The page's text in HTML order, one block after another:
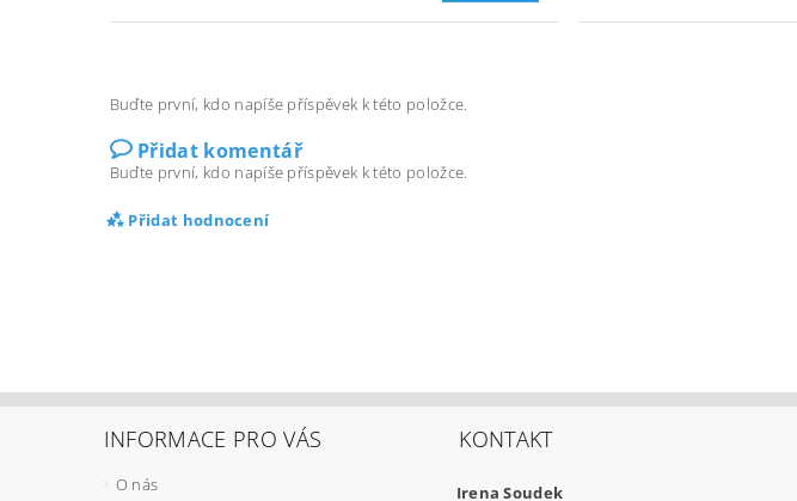
Buďte první, kdo napíše příspěvek k této položce.
Přidat komentář
Buďte první, kdo napíše příspěvek k této položce.
Přidat hodnocení
INFORMACE PRO VÁS
O nás
KONTAKT
Irena Soudek